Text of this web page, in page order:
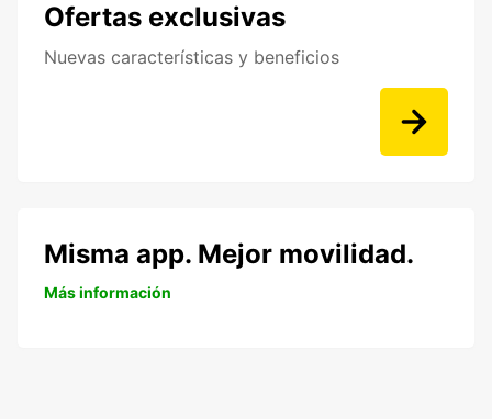
Ofertas exclusivas
Nuevas características y beneficios
Misma app. Mejor movilidad.
Más información